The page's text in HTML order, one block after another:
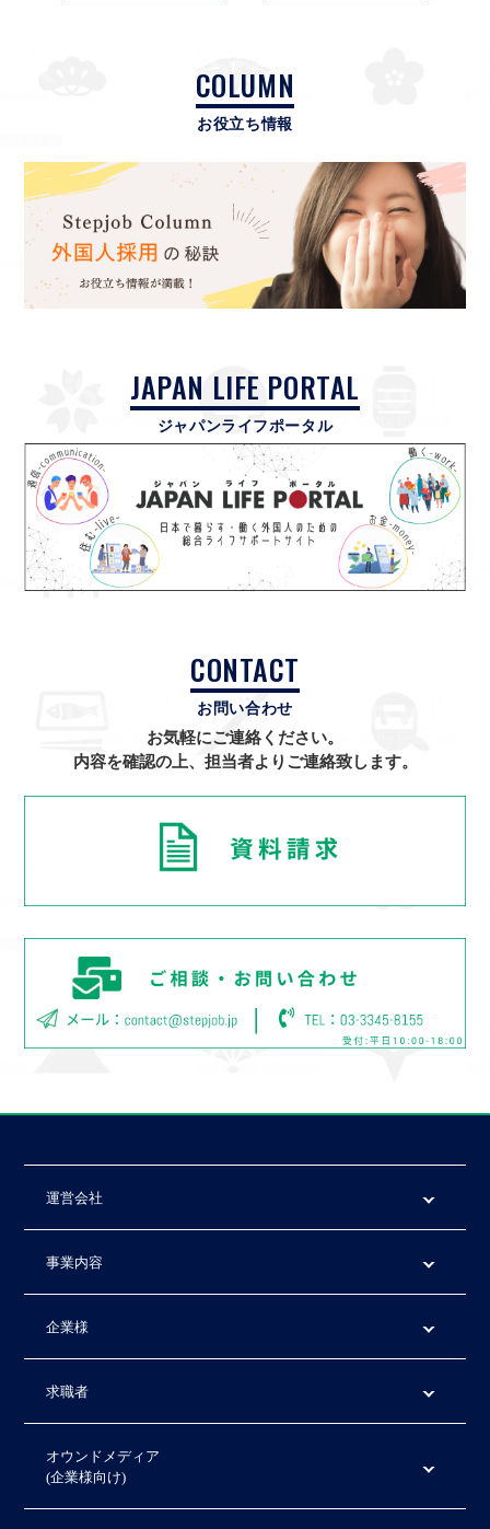
COLUMN
お役立ち情報
JAPAN LIFE PORTAL
ジャパンライフポータル
CONTACT
お問い合わせ
お気軽にご連絡ください。
内容を確認の上、担当者よりご連絡致します。
運営会社
事業内容
企業様
求職者
オウンドメディア
(企業様向け)